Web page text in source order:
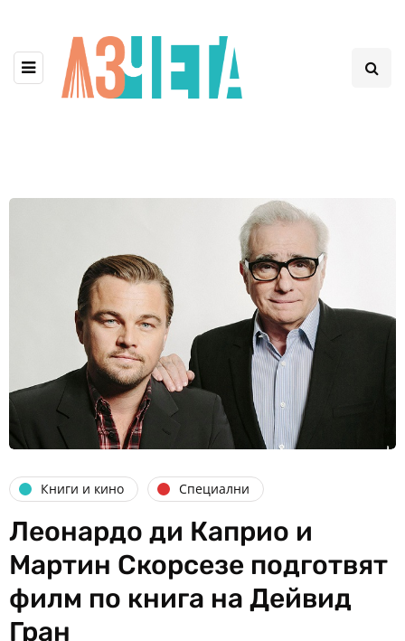
Книги и кино Специални
Леонардо ди Каприо и
Мартин Скорсезе подготвят
филм по книга на Дейвид
Гран